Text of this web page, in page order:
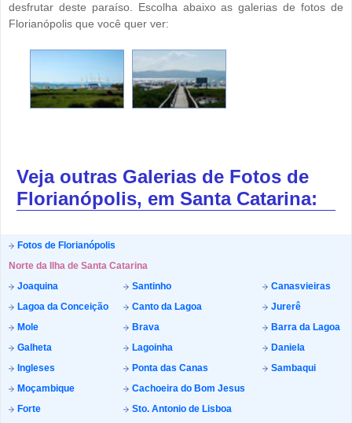
desfrutar deste paraíso. Escolha abaixo as galerias de fotos de
Florianópolis que você quer ver:
Veja outras Galerias de Fotos de
Florianópolis, em Santa Catarina:
Fotos de Florianópolis
Norte da Ilha de Santa Catarina
Joaquina
Santinho
Canasvieiras
Lagoa da Conceição
Canto da Lagoa
Jurerê
Mole
Brava
Barra da Lagoa
Galheta
Lagoinha
Daniela
Ingleses
Ponta das Canas
Sambaqui
Moçambique
Cachoeira do Bom Jesus
Forte
Sto. Antonio de Lisboa